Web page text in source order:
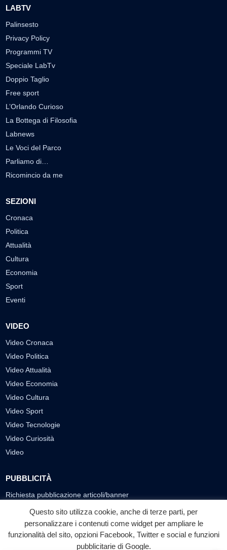
LABTV
Palinsesto
Privacy Policy
Programmi TV
Speciale LabTv
Doppio Taglio
Free sport
L’Orlando Curioso
La Bottega di Filosofia
Labnews
Le Voci del Parco
Parliamo di…
Ricomincio da me
SEZIONI
Cronaca
Politica
Attualità
Cultura
Economia
Sport
Eventi
VIDEO
Video Cronaca
Video Politica
Video Attualità
Video Economia
Video Cultura
Video Sport
Video Tecnologie
Video Curiosità
Video
PUBBLICITÀ
Richiesta pubblicazione articoli/banner
SEGUICI SUI SOCIAL
f ◎ ▶
Questo sito utilizza cookie, anche di terze parti, per
personalizzare i contenuti come widget per ampliare le
funzionalità del sito, opzioni Facebook, Twitter e social e funzioni
pubblicitarie di Google.